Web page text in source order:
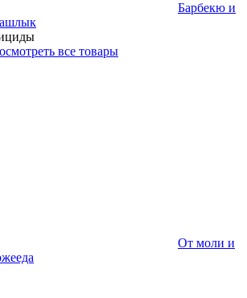
Барбекю и
все товары
От моли и